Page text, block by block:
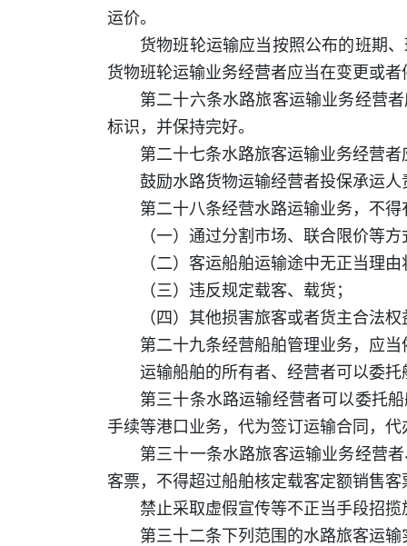
运价。
货物班轮运输应当按照公布的班期
货物班轮运输业务经营者应当在变更或
第二十六条水路旅客运输业务经营
标识，并保持完好。
第二十七条水路旅客运输业务经营
鼓励水路货物运输经营者投保承运
第二十八条经营水路运输业务，不
（一）通过分割市场、联合限价等
（二）客运船舶运输途中无正当理
（三）违反规定载客、载货；
（四）其他损害旅客或者货主合法
第二十九条经营船舶管理业务，应
运输船舶的所有者、经营者可以委
第三十条水路运输经营者可以委托
手续等港口业务，代为签订运输合同，
第三十一条水路旅客运输业务经营
客票，不得超过船舶核定载客定额销售客
禁止采取虚假宣传等不正当手段招
第三十二条下列范围的水路旅客运